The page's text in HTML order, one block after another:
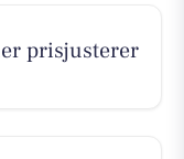
prisjusterer